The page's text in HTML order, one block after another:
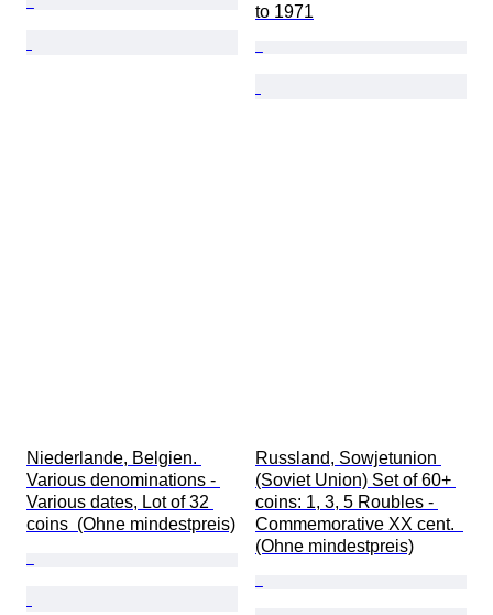
to 1971
Niederlande, Belgien.
Various denominations -
Various dates, Lot of 32
coins  (Ohne mindestpreis)
Russland, Sowjetunion
(Soviet Union) Set of 60+
coins: 1, 3, 5 Roubles -
Commemorative XX cent.
(Ohne mindestpreis)